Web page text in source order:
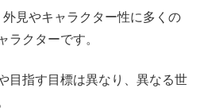
見やキャラクター性に多くの
ラクターです。
目指す目標は異なり、異なる世